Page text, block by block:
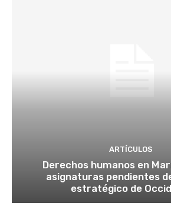
ARTÍCULOS
Derechos humanos en
asignaturas pendientes
estratégico de